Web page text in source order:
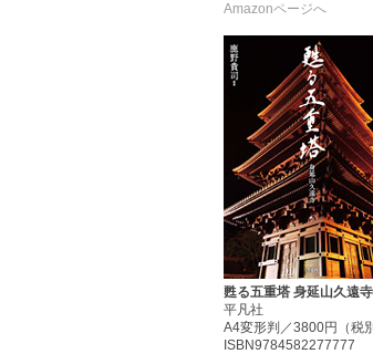
Amazonページへ
甦る五重塔 身延山久遠寺
平凡社
A4変形判／3800円（税別
ISBN9784582277777